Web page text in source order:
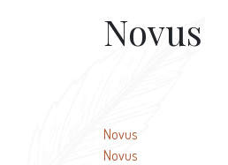
Novus
Навигация
Novus
Novus